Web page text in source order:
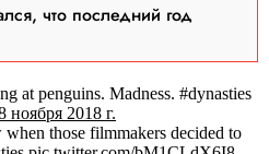
что последний год
at penguins. Madness. #dynasties
ноября 2018 г.
those filmmakers decided to